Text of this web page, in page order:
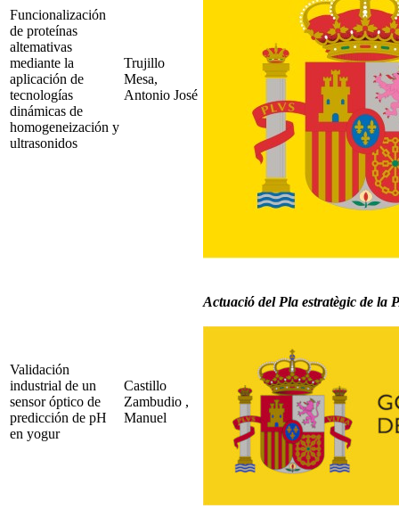
Funcionalización
de proteínas
altemativas
mediante la
aplicación de
tecnologías
dinámicas de
homogeneización y
ultrasonidos
Trujillo
Mesa,
Antonio José
Validación
industrial de un
sensor óptico de
predicción de pH
en yogur
Castillo
Zambudio ,
Manuel
Actuació del Pla estratègic de la